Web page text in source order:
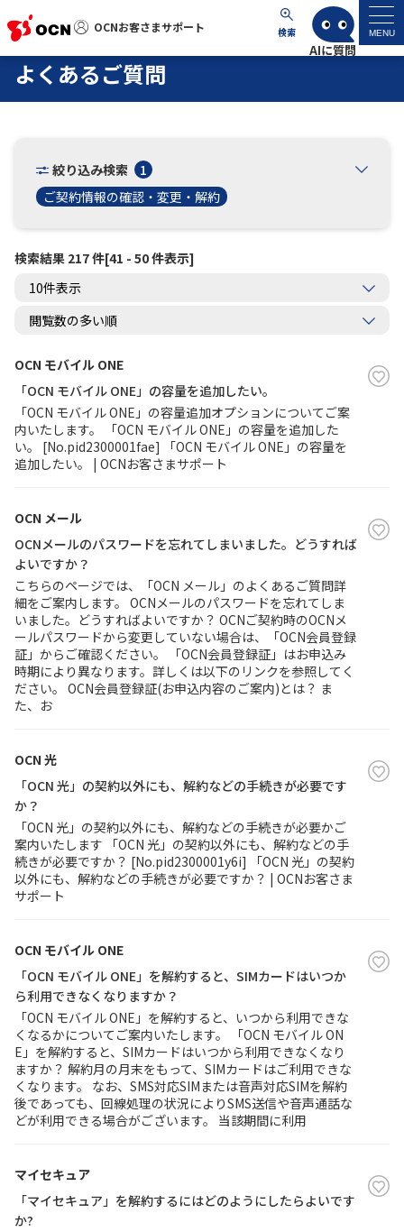
OCNお客さまサポート 検索 MENU
OCNお客さまサポート
サービス名から探す
工事・故障情報
お問い合わせ
履歴・お気に入り
NTTドコモビジネスのお客さ
工事・故障情報通知
OCN サービス一覧
よくあるご質問
絞り込み検索
1
ご契約情報の確認・変更・解約
検索結果 217 件[41 - 50 件表示]
OCN モバイル ONE
「OCN モバイル ONE」の容量を追加したい。
「OCN モバイル ONE」の容量追加オプションについてご案
内いたします。 「OCN モバイル ONE」の容量を追加した
い。 [No.pid2300001fae] 「OCN モバイル ONE」の容量を
追加したい。 | OCNお客さまサポート
OCN メール
OCNメールのパスワードを忘れてしまいました。どうすれば
よいですか？
こちらのページでは、「OCN メール」のよくあるご質問詳
細をご案内します。 OCNメールのパスワードを忘れてしま
いました。どうすればよいですか？ OCNご契約時のOCNメ
ールパスワードから変更していない場合は、「OCN会員登録
証」からご確認ください。 「OCN会員登録証」はお申込み
時期により異なります。詳しくは以下のリンクを参照してく
ださい。 OCN会員登録証(お申込内容のご案内)とは？ ま
た、お
OCN 光
「OCN 光」の契約以外にも、解約などの手続きが必要です
か？
「OCN 光」の契約以外にも、解約などの手続きが必要かご
案内いたします 「OCN 光」の契約以外にも、解約などの手
続きが必要ですか？ [No.pid2300001y6i] 「OCN 光」の契約
以外にも、解約などの手続きが必要ですか？ | OCNお客さま
サポート
OCN モバイル ONE
「OCN モバイル ONE」を解約すると、SIMカードはいつか
ら利用できなくなりますか？
「OCN モバイル ONE」を解約すると、いつから利用できな
くなるかについてご案内いたします。 「OCN モバイル ON
E」を解約すると、SIMカードはいつから利用できなくなり
ますか？ 解約月の月末をもって、SIMカードはご利用できな
くなります。 なお、SMS対応SIMまたは音声対応SIMを解約
後であっても、回線処理の状況によりSMS送信や音声通話な
どが利用できる場合がございます。 当該期間に利用
マイセキュア
「マイセキュア」を解約するにはどのようにしたらよいです
か?